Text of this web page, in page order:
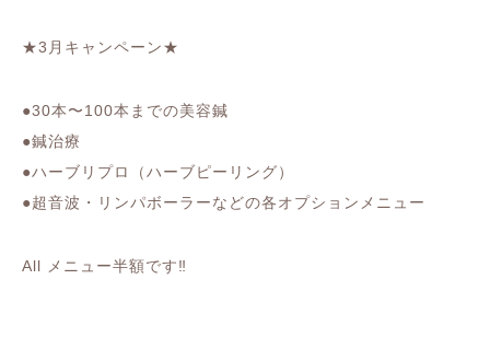
★3月キャンペーン★
●30本〜100本までの美容鍼
●鍼治療
●ハーブリプロ（ハーブピーリング）
●超音波・リンパボーラーなどの各オプションメニュー
All メニュー半額です‼︎